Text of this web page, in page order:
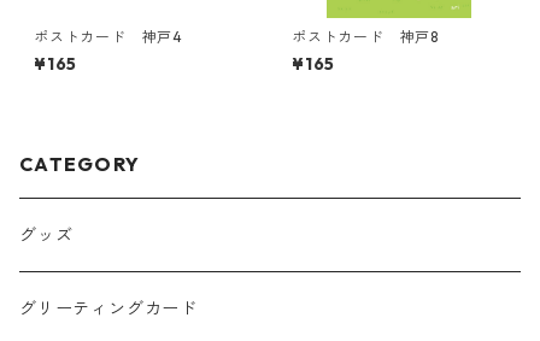
ポストカード 神戸4
¥165
ポストカード 神戸8
¥165
CATEGORY
グッズ
グリーティングカード